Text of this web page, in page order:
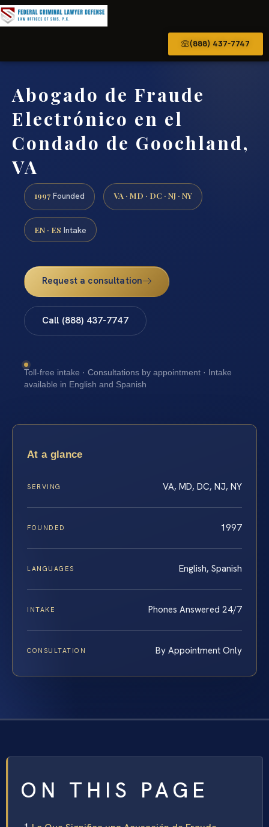
(888) 437-7747
Abogado de Fraude
Electrónico en el
Condado de Goochland,
VA
1997 Founded VA · MD · DC · NJ · NY
EN · ES Intake
Request a consultation
Call (888) 437-7747
Toll-free intake · Consultations by appointment · Intake
available in English and Spanish
At a glance
SERVING VA, MD, DC, NJ, NY
FOUNDED 1997
LANGUAGES English, Spanish
INTAKE Phones Answered 24/7
CONSULTATION By Appointment Only
ON THIS PAGE